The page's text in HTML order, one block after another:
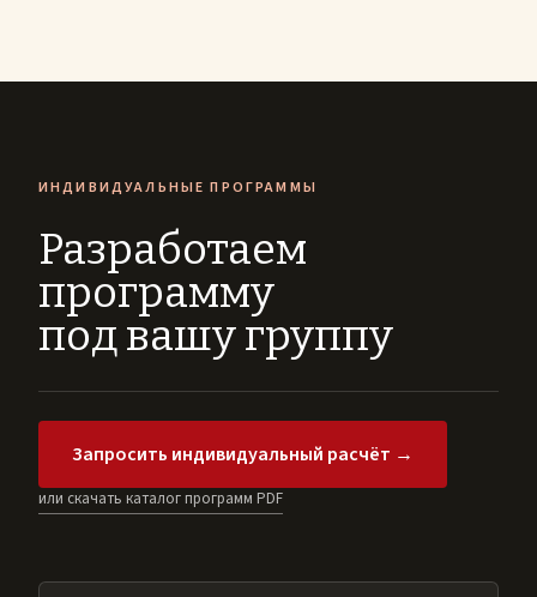
ИНДИВИДУАЛЬНЫЕ ПРОГРАММЫ
Разработаем
программу
под вашу группу
Запросить индивидуальный расчёт →
или скачать каталог программ PDF